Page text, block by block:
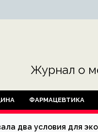
Журнал о
ФАРМАЦЕВТИКА
два условия для